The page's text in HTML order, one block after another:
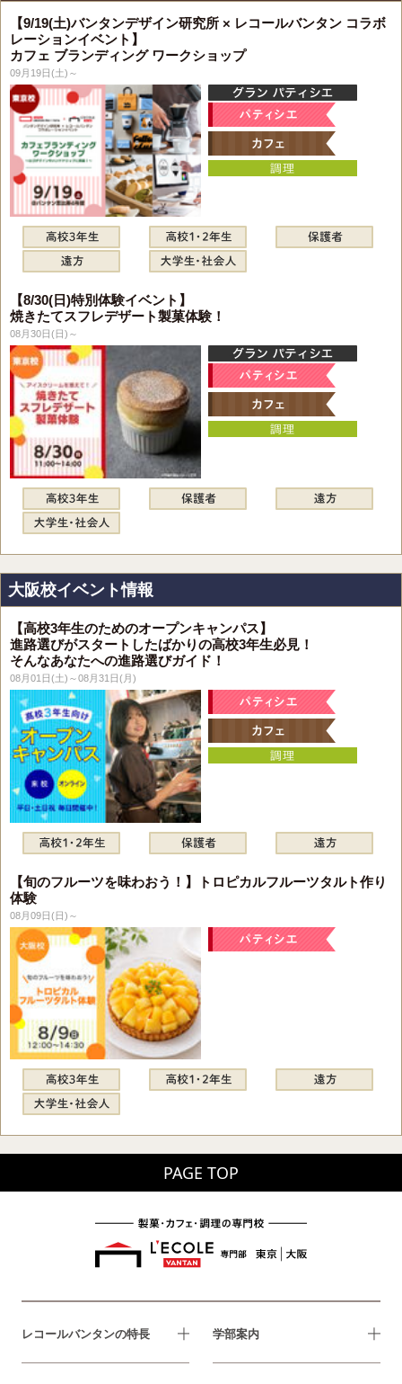
【9/19(土)バンタンデザイン研究所 × レコールバンタン コラボ
レーションイベント】
カフェ ブランディング ワークショップ
09月19日(土)～
【8/30(日)特別体験イベント】
焼きたてスフレデザート製菓体験！
08月30日(日)～
大阪校イベント情報
【高校3年生のためのオープンキャンパス】
進路選びがスタートしたばかりの高校3年生必見！
そんなあなたへの進路選びガイド！
08月01日(土)～08月31日(月)
【旬のフルーツを味わおう！】トロピカルフルーツタルト作り
体験
08月09日(日)～
PAGE TOP
レコールバンタンの特長 学部案内